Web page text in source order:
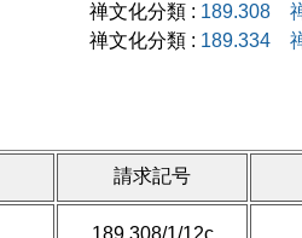
禅文化分類 : 189.308
禅文化分類 : 189.334
請求記号
189.308/1/12c